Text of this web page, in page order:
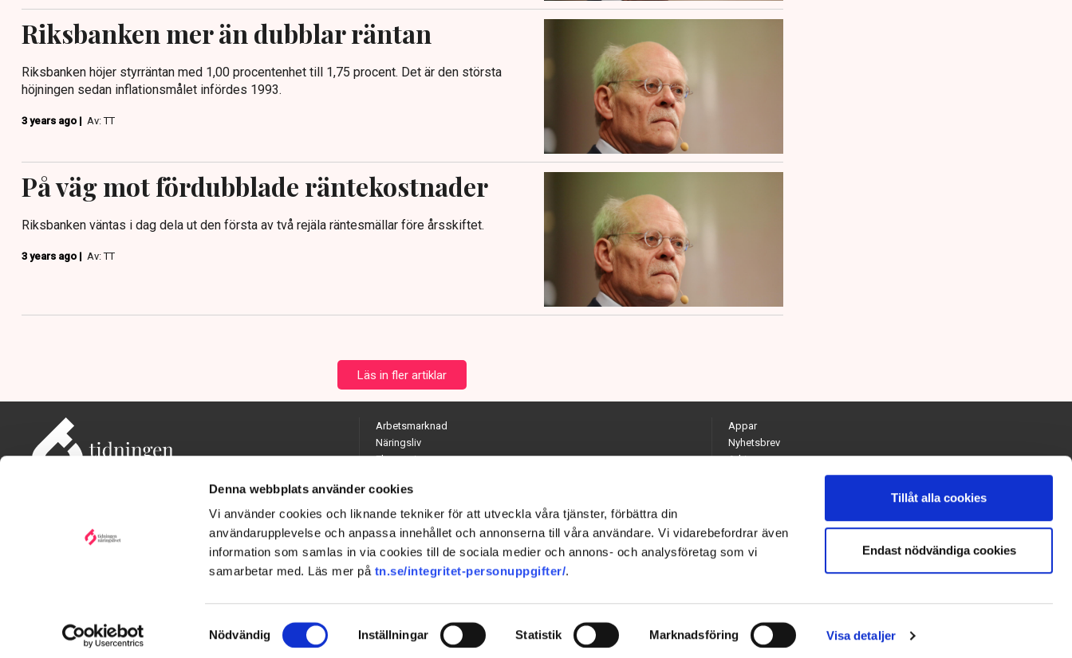
Denna webbplats använder cookies
Vi använder cookies och liknande tekniker för att utveckla våra tjänster, förbättra din
användarupplevelse och anpassa innehållet och annonserna till våra användare. Vi vidarebefordrar även
information som samlas in via cookies till de sociala medier och annons- och analysföretag som vi
samarbetar med. Läs mer på tn.se/integritet-personuppgifter/.
Samtyckesval
Nödvändig Inställningar Statistik Marknadsföring Visa detaljer
Tillåt alla cookies
Endast nödvändiga cookies
Riksbanken mer än dubblar räntan
Riksbanken höjer styrräntan med 1,00 procentenhet till 1,75 procent. Det är den största
höjningen sedan inflationsmålet infördes 1993.
3 years ago | Av: TT
På väg mot fördubblade räntekostnader
Riksbanken väntas i dag dela ut den första av två rejäla räntesmällar före årsskiftet.
3 years ago | Av: TT
Läs in fler artiklar
Adress: Tidningen Näringslivet, 114 82 Stockholm
Besöksadress: Storgatan 19, Stockholm
Arbetsmarknad
Näringsliv
Ekonomi
Opinion
Hållbarhet
Utrikes
Quiz
Appar
Nyhetsbrev
Arkiv
Kontakta redaktionen
Chefredaktör och ansvarig utgivare: